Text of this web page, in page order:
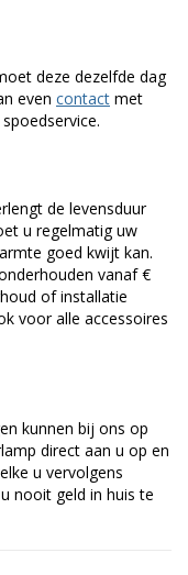
deze dezelfde dag
even contact met
de levensduur
u regelmatig uw
goed kwijt kan.
vanaf €
of installatie
voor alle accessoires
kunnen bij ons op
direct aan u op en
u vervolgens
nooit geld in huis te